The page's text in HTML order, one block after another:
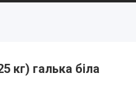
кг) галька біла